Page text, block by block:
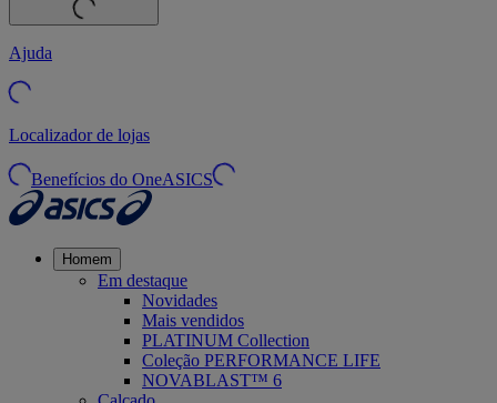
Ajuda
Localizador de lojas
Benefícios do OneASICS
Homem
Em destaque
Novidades
Mais vendidos
PLATINUM Collection
Coleção PERFORMANCE LIFE
NOVABLAST™ 6